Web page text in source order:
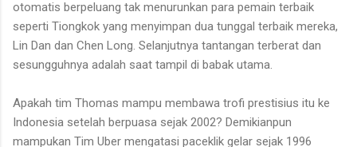
otomatis berpeluang tak menurunkan para pemain terbaik
seperti Tiongkok yang menyimpan dua tunggal terbaik mereka,
Lin Dan dan Chen Long. Selanjutnya tantangan terberat dan
sesungguhnya adalah saat tampil di babak utama.
Apakah tim Thomas mampu membawa trofi prestisius itu ke
Indonesia setelah berpuasa sejak 2002? Demikianpun
mampukan Tim Uber mengatasi paceklik gelar sejak 1996